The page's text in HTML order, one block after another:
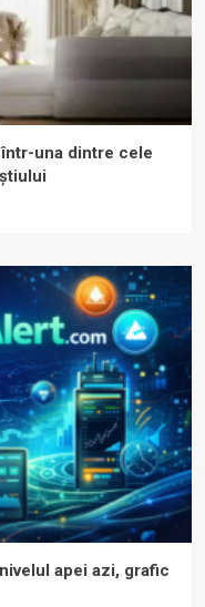
una dintre cele
apei azi, grafic